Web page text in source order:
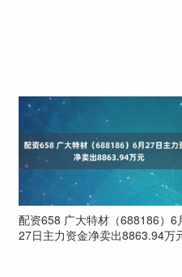
配资658 广大特材（688186）6
27日主力资金净卖出8863.94万